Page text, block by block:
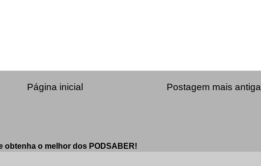
Postagem mais antiga
Página inicial
obtenha o melhor dos PODSABER!